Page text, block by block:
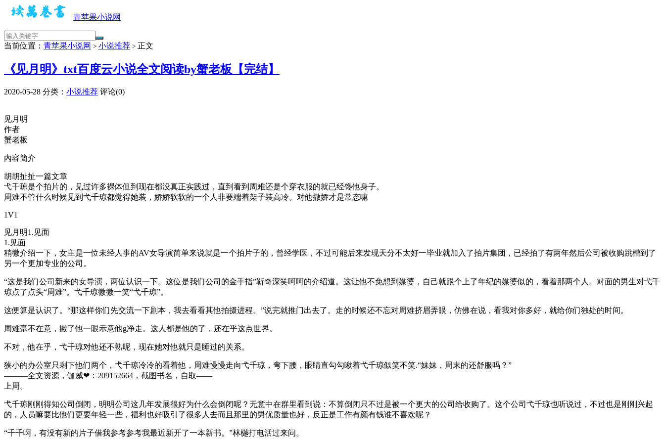
青苹果小说网
当前位置： 青苹果小说网 > 小说推荐 > 正文
《见月明》txt百度云小说全文阅读by蟹老板【完结】
2020-05-28 分类： 小说推荐 评论(0)
见月明
作者
蟹老板
內容簡介
胡胡扯扯一篇文章
弋千琼是个拍片的，见过许多裸体但到现在都没真正实践过，直到看到周难还是个穿衣服的就已经馋他身子。
周难不管什么时候见到弋千琼都觉得她装，娇娇软软的一个人非要端着架子装高冷。对他撒娇才是常态嘛
1V1
见月明1.见面
1.见面
稍微介绍一下，女主是一位未经人事的AV女导演简单来说就是一个拍片子的，曾经学医，不过可能后来发现天分不太好一毕业就加入了拍片集团，已经拍了有两年然后公司被收购跳槽到了
另一个更加专业的公司。
“这是我们公司新来的女导演，两位认识一下。这位是我们公司的金手指”靳奇深笑呵呵的介绍道。这让他不免想到媒婆，自己就跟个上了年纪的媒婆似的，看着那两个人。对面的男生对弋千
琼点了点头“周难”。弋千琼微微一笑“弋千琼”。
这便算是认识了。“那这样你们先交流一下剧本，我去看看其他拍摄进程。”说完就推门出去了。走的时候还不忘对周难挤眉弄眼，仿佛在说，看我对你多好，就给你们独处的时间。
周难毫不在意，撇了他一眼示意他g净走。这人都是他的了，还在乎这点世界。
不对，他在乎，弋千琼对他还不熟呢，现在她对他就只是睡过的关系。
狭小的办公室只剩下他们两个，弋千琼冷冷的看着他，周难慢慢走向弋千琼，弯下腰，眼睛直勾勾瞅着弋千琼似笑不笑.“妹妹，周末的还舒服吗？”
———全文资源，伽威❤：209152664，截图书名，自取——
上周。
弋千琼刚刚得知公司倒闭，明明公司这几年发展很好为什么会倒闭呢？无意中在群里看到说：不算倒闭只不过是被一个更大的公司给收购了。这个公司弋千琼也听说过，不过也是刚刚兴起
的，人员嘛要比他们更要年轻一些，福利也好吸引了很多人去而且那里的男优质量也好，反正是工作有颜有钱谁不喜欢呢？
“千千啊，有没有新的片子借我参考参考我最近新开了一本新书。”林樾打电活过来问。